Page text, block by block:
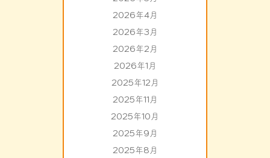
2026年4月
2026年3月
2026年2月
2026年1月
2025年12月
2025年11月
2025年10月
2025年9月
2025年8月